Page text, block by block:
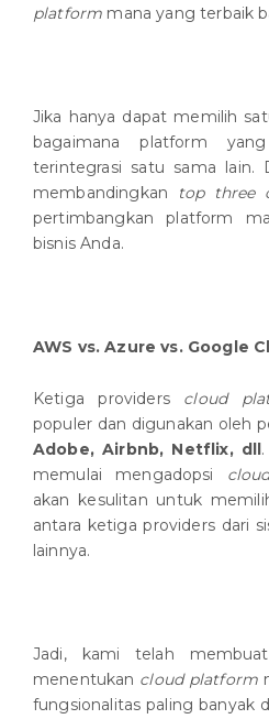
platform mana yang terbaik
Jika hanya dapat memilih
bagaimana platform
terintegrasi satu sama lain.
membandingkan
top three
pertimbangkan platform
bisnis Anda.
AWS vs. Azure vs. Google
Ketiga providers cloud
populer dan digunakan oleh
Adobe, Airbnb, Netflix, dll
memulai mengadopsi
akan kesulitan untuk
antara ketiga providers dari
lainnya.
Jadi, kami telah
menentukan cloud platform
fungsionalitas paling banyak